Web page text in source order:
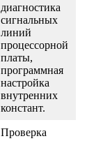
диагностика
сигнальных
линий
процессорной
платы,
программная
настройка
внутренних
констант.
Проверка